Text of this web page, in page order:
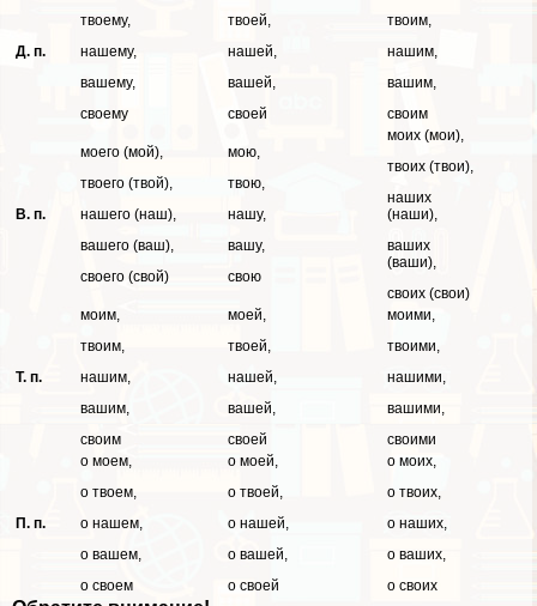
Д. п.
твоему,
нашему,
вашему,
своему
твоей,
нашей,
вашей,
своей
твоим,
нашим,
вашим,
своим
В. п.
моего (мой),
твоего (твой),
нашего (наш),
вашего (ваш),
своего (свой)
мою,
твою,
нашу,
вашу,
свою
моих (мои),
твоих (твои),
наших
(наши),
ваших
(ваши),
своих (свои)
Т. п.
моим,
твоим,
нашим,
вашим,
своим
моей,
твоей,
нашей,
вашей,
своей
моими,
твоими,
нашими,
вашими,
своими
П. п.
о моем,
о твоем,
о нашем,
о вашем,
о своем
о моей,
о твоей,
о нашей,
о вашей,
о своей
о моих,
о твоих,
о наших,
о ваших,
о своих